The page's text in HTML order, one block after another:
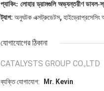
প্যাকিং: লোহার ড্রামগুলি অভ্যন্তরীণ ডাবল-
ট্যাগ: অনুঘটক এক্সট্রুডেটস, হাইড্রোপ্রসেসিং
যোগাযোগের ঠিকানা
CATALYSTS GROUP CO.,LTD
ব্যক্তি যোগাযোগ:
Mr. Kevin